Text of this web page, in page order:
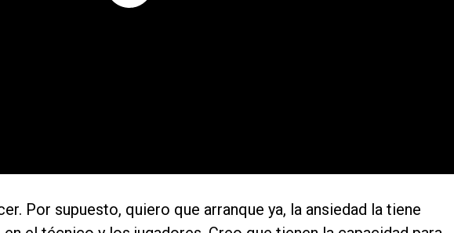
Por supuesto, quiero que arranque ya, la ansiedad la tiene